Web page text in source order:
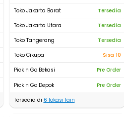
Toko Jakarta Barat
Tersedia
Toko Jakarta Utara
Tersedia
Toko Tangerang
Tersedia
Toko Cikupa
Sisa 10
Pick n Go Bekasi
Pre Order
Pick n Go Depok
Pre Order
Tersedia di 6 lokasi lain